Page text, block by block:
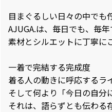
目まぐるしい日々の中でも
AJUGA.は、毎日でも、毎
素材とシルエットに丁寧に
一着で完結する完成度
着る人の動きに呼応するラ
そして何より「今日の自分
それは、語らずとも伝わる